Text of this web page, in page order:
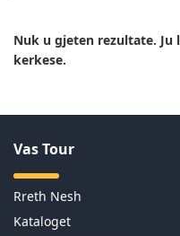
Nuk u gjeten rezultate.
kerkese.
Vas Tour
Rreth Nesh
Kataloget